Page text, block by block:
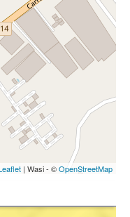
| Wasi - ©OpenStreetMap